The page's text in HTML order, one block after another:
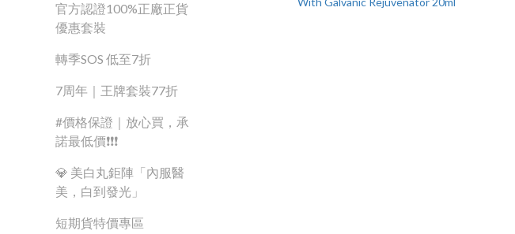
官方認證100%正廠正貨
優惠套裝
轉季SOS 低至7折
7周年｜王牌套裝77折
#價格保證｜放心買，承
諾最低價❗❗❗
💎 美白丸鉅陣「內服醫
美，白到發光」
短期貨特價專區